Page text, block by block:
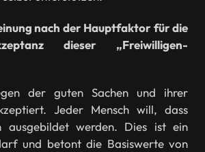
nach der Hauptfaktor für die
dieser „Freiwilligen-
der guten Sachen und ihrer
Jeder Mensch will, dass
ausgebildet werden. Dies ist ein
und betont die Basiswerte von